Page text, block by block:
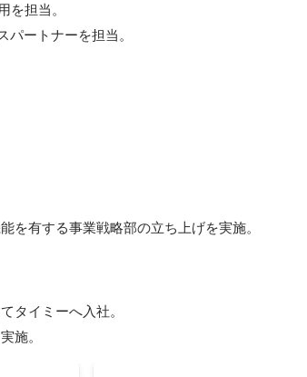
を担当。
パートナーを担当。
を有する事業戦略部の立ち上げを実施。
タイミーへ入社。
施。